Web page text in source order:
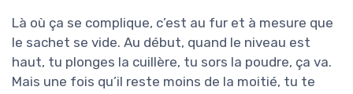
Là où ça se complique, c’est au fur et à mesure que
le sachet se vide. Au début, quand le niveau est
haut, tu plonges la cuillère, tu sors la poudre, ça va.
Mais une fois qu’il reste moins de la moitié, tu te